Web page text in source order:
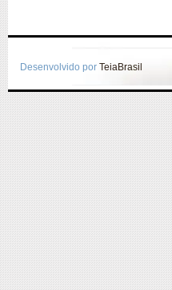
Desenvolvido por TeiaBrasil